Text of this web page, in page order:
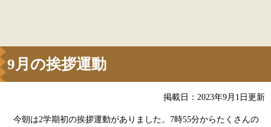
9月の挨拶運動
掲載日：2023年9月1日更新
今朝は2学期初の挨拶運動がありました。7時55分からたくさんの